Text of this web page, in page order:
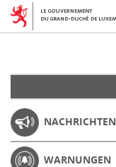
NACHRICHTEN
WARNUNGEN